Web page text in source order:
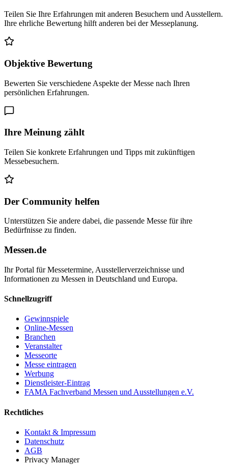
Teilen Sie Ihre Erfahrungen mit anderen Besuchern und Ausstellern.
Ihre ehrliche Bewertung hilft anderen bei der Messeplanung.
Objektive Bewertung
Bewerten Sie verschiedene Aspekte der Messe nach Ihren
persönlichen Erfahrungen.
Ihre Meinung zählt
Teilen Sie konkrete Erfahrungen und Tipps mit zukünftigen
Messebesuchern.
Der Community helfen
Unterstützen Sie andere dabei, die passende Messe für ihre
Bedürfnisse zu finden.
Messen.de
Ihr Portal für Messetermine, Ausstellerverzeichnisse und
Informationen zu Messen in Deutschland und Europa.
Schnellzugriff
Gewinnspiele
Online-Messen
Branchen
Veranstalter
Messeorte
Messe eintragen
Werbung
Dienstleister-Eintrag
FAMA Fachverband Messen und Ausstellungen e.V.
Rechtliches
Kontakt & Impressum
Datenschutz
AGB
Privacy Manager